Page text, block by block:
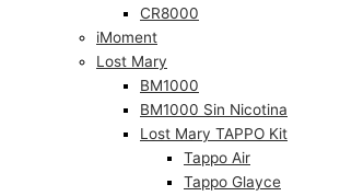
CR8000
iMoment
Lost Mary
BM1000
BM1000 Sin Nicotina
Lost Mary TAPPO Kit
Tappo Air
Tappo Glayce